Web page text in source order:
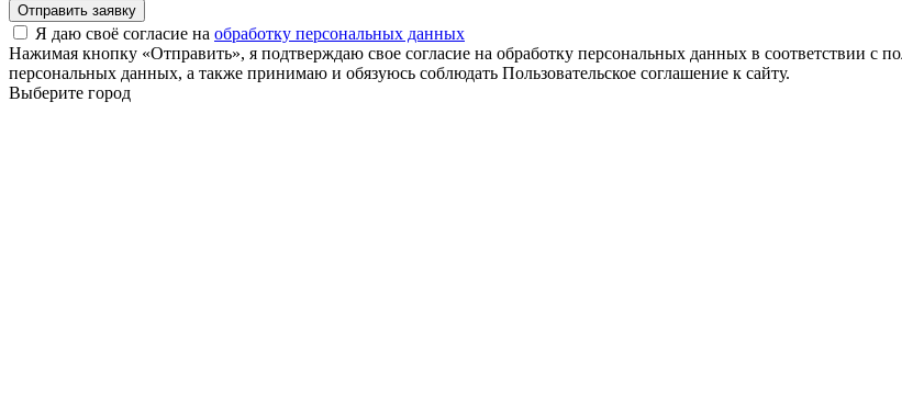
Отправить заявку
Я даю своё согласие на обработку персональных данных
Нажимая кнопку «Отправить», я подтверждаю свое согласие на обработку персональных данных в соответствии
персональных данных, а также принимаю и обязуюсь соблюдать Пользовательское соглашение к сайту.
Выберите город